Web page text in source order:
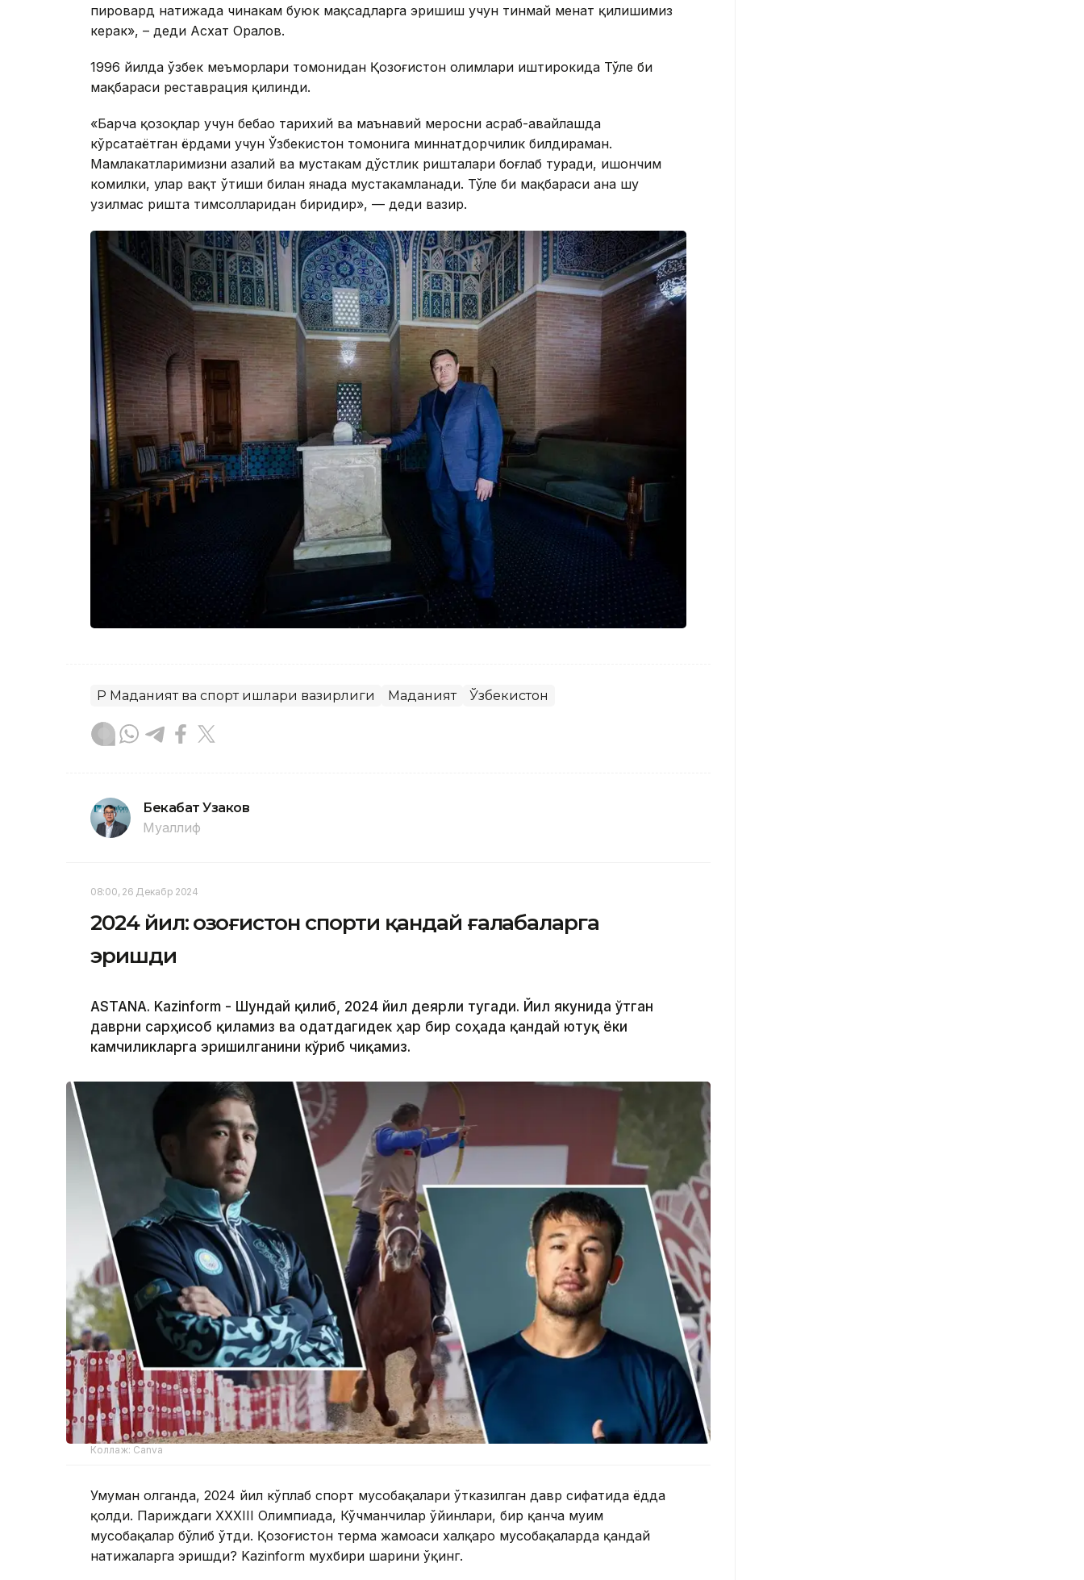
пировард натижада чинакам буюк мақсадларга эришиш учун тинмай меҳнат қилишимиз
керак», – деди Асхат Оралов.
1996 йилда ўзбек меъморлари томонидан Қозоғистон олимлари иштирокида Тўле би
мақбараси реставрация қилинди.
«Барча қозоқлар учун бебаҳо тарихий ва маънавий меросни асраб-авайлашда
кўрсатаётган ёрдами учун Ўзбекистон томонига миннатдорчилик билдираман.
Мамлакатларимизни азалий ва мустаҳкам дўстлик ришталари боғлаб туради, ишончим
комилки, улар вақт ўтиши билан янада мустаҳкамланади. Тўле би мақбараси ана шу
узилмас ришта тимсолларидан биридир», — деди вазир.
ҚР Маданият ва спорт ишлари вазирлиги Маданият Ўзбекистон
Бекабат Узаков
Муаллиф
08:00, 26 Декабр 2024
2024 йил: Қозоғистон спорти қандай ғалабаларга
эришди
ASTANA. Kazinform - Шундай қилиб, 2024 йил деярли тугади. Йил якунида ўтган
даврни сарҳисоб қиламиз ва одатдагидек ҳар бир соҳада қандай ютуқ ёки
камчиликларга эришилганини кўриб чиқамиз.
Коллаж: Canva
Умуман олганда, 2024 йил кўплаб спорт мусобақалари ўтказилган давр сифатида ёдда
қолди. Париждаги XXXIII Олимпиада, Кўчманчилар ўйинлари, бир қанча муҳим
мусобақалар бўлиб ўтди. Қозоғистон терма жамоаси халқаро мусобақаларда қандай
натижаларга эришди? Kazinform мухбири шарҳини ўқинг.